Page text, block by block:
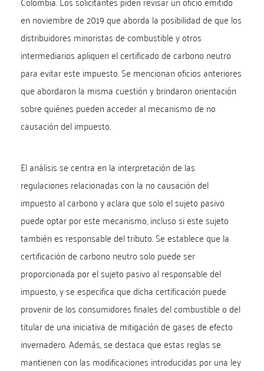
en noviembre de 2019 que aborda la posibilidad de que los
distribuidores minoristas de combustible y otros
intermediarios apliquen el certificado de carbono neutro
para evitar este impuesto. Se mencionan oficios anteriores
que abordaron la misma cuestión y brindaron orientación
sobre quiénes pueden acceder al mecanismo de no
causación del impuesto.
El análisis se centra en la interpretación de las
regulaciones relacionadas con la no causación del
impuesto al carbono y aclara que solo el sujeto pasivo
puede optar por este mecanismo, incluso si este sujeto
también es responsable del tributo. Se establece que la
certificación de carbono neutro solo puede ser
proporcionada por el sujeto pasivo al responsable del
impuesto, y se especifica que dicha certificación puede
provenir de los consumidores finales del combustible o del
titular de una iniciativa de mitigación de gases de efecto
invernadero. Además, se destaca que estas reglas se
mantienen con las modificaciones introducidas por una ley